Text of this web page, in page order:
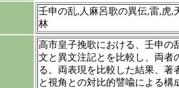
壬申の乱,人麻呂歌の異伝,雷,虎,
林
高市皇子挽歌における、壬申の
文と異文注記とを比較し、両者
る。両表現を比較した結果、著
と視角との対比的譬喩による構